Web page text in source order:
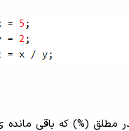
مطلق (%) که باقی